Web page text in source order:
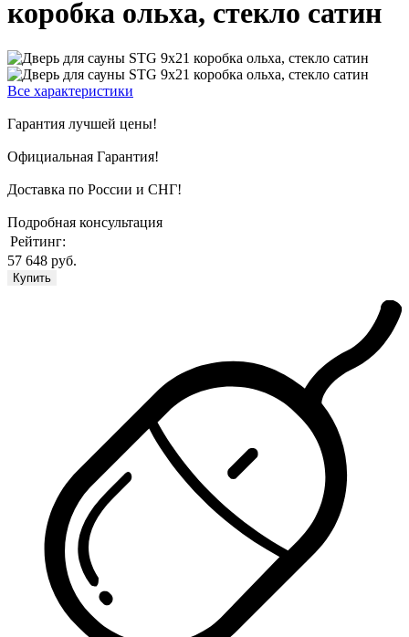
коробка ольха, стекло сатин
Все характеристики
Гарантия лучшей цены!
Официальная Гарантия!
Доставка по России и СНГ!
Подробная консультация
Рейтинг:
57 648 руб.
Купить